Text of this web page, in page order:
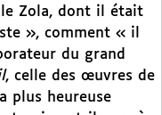
Zola, dont il était
», comment « il
du grand
, celle des œuvres de
plus heureuse